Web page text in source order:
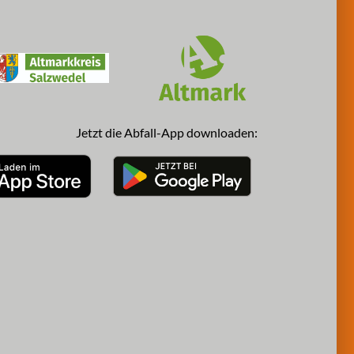
Jetzt die Abfall-App downloaden: